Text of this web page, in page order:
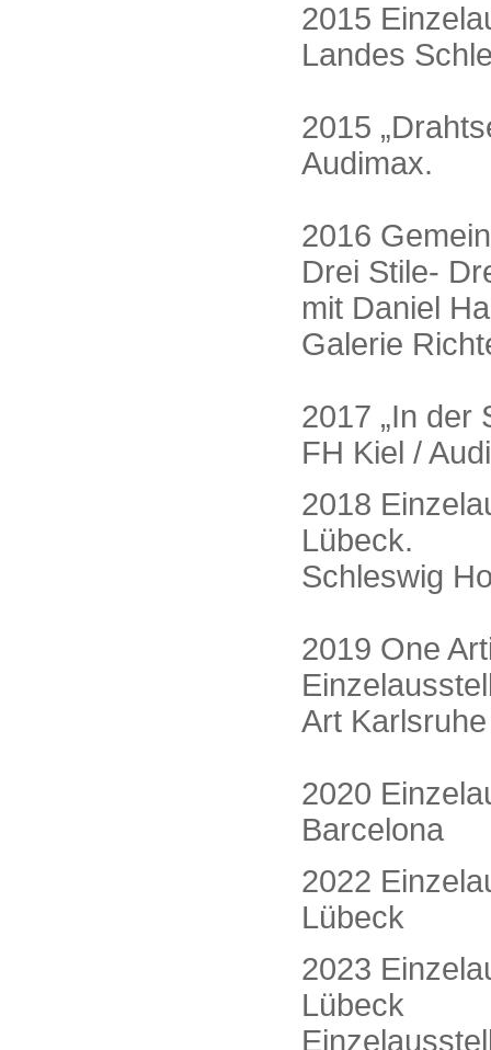
2015
Landes
2015
Audimax.
2016
Drei Stile-
mit Daniel
Galerie
2017 „In der
FH Kiel /
2018
Lübeck.
Schleswig
2019 One
Art Karlsruhe
2020
Barcelona
2022
Lübeck
2023
Lübeck